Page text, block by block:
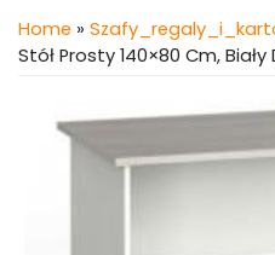
Home »
Stół Prosty 140×80 Cm,